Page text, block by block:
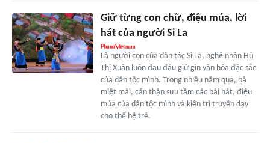
Giữ từng con chữ, điệu múa, lời
hát của người Si La
Là người con của dân tộc Si La, nghệ nhân Hù
Thị Xuân luôn đau đáu giữ gìn văn hóa đặc sắc
của dân tộc mình. Trong nhiều năm qua, bà
miệt mài, cẩn thận sưu tầm các bài hát, điệu
múa của dân tộc mình và kiên trì truyền dạy
cho thế hệ trẻ.